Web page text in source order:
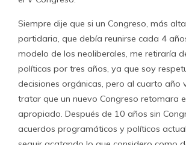
Siempre dije que si un Congreso, más
partidaria, que debía reunirse cada 4
modelo de los neoliberales, me retiraría
políticas por tres años, ya que soy
decisiones orgánicas, pero al cuarto año
tratar que un nuevo Congreso retomara
apropiado. Después de 10 años sin
acuerdos programáticos y políticos